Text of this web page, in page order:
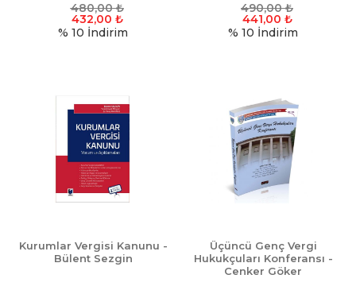
480,00₺
432,00 ₺
% 10 İndirim
490,00₺
441,00 ₺
% 10 İndirim
Kurumlar Vergisi Kanunu -
Bülent Sezgin
Üçüncü Genç Vergi
Hukukçuları Konferansı -
Cenker Göker